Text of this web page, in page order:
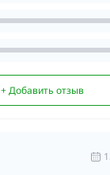
+ Добавить отзыв